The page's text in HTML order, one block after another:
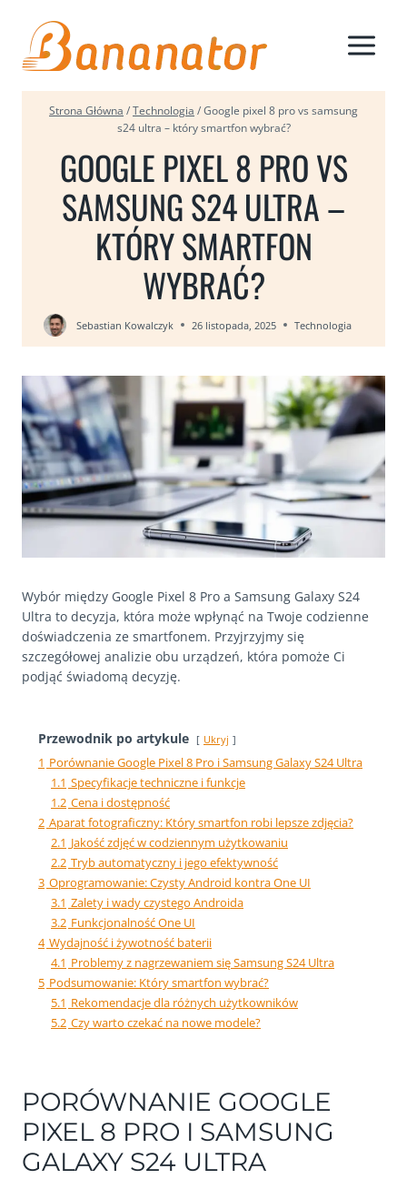
treści
Strona Główna /Technologia /Google pixel 8 pro vs samsung
s24 ultra – który smartfon wybrać?
GOOGLE PIXEL 8 PRO VS
SAMSUNG S24 ULTRA –
KTÓRY SMARTFON
WYBRAĆ?
Sebastian Kowalczyk 26 listopada, 2025 Technologia
Wybór między Google Pixel 8 Pro a Samsung Galaxy S24
Ultra to decyzja, która może wpłynąć na Twoje codzienne
doświadczenia ze smartfonem. Przyjrzyjmy się
szczegółowej analizie obu urządzeń, która pomoże Ci
podjąć świadomą decyzję.
Przewodnik po artykule Ukryj
1 Porównanie Google Pixel 8 Pro i Samsung Galaxy S24 Ultra
1.1 Specyfikacje techniczne i funkcje
1.2 Cena i dostępność
2 Aparat fotograficzny: Który smartfon robi lepsze zdjęcia?
2.1 Jakość zdjęć w codziennym użytkowaniu
2.2 Tryb automatyczny i jego efektywność
3 Oprogramowanie: Czysty Android kontra One UI
3.1 Zalety i wady czystego Androida
3.2 Funkcjonalność One UI
4 Wydajność i żywotność baterii
4.1 Problemy z nagrzewaniem się Samsung S24 Ultra
5 Podsumowanie: Który smartfon wybrać?
5.1 Rekomendacje dla różnych użytkowników
5.2 Czy warto czekać na nowe modele?
PORÓWNANIE GOOGLE
PIXEL 8 PRO I SAMSUNG
GALAXY S24 ULTRA